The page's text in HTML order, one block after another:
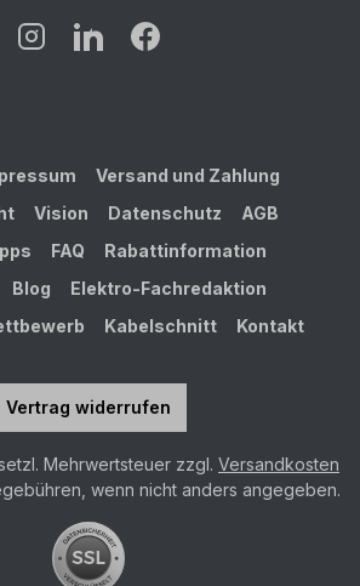
Versand und Zahlung
Vision Datenschutz
AGB
FAQ
Rabattinformation
Blog
Elektro-Fachredaktion
Kabelschnitt Kontakt
Vertrag widerrufen
Mehrwertsteuer zzgl. Versandkosten
wenn nicht anders angegeben.